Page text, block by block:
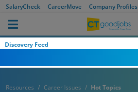
SalaryCheck CareerMove Company Profiles
Discovery Feed
Resources Career Issues Hot Topics